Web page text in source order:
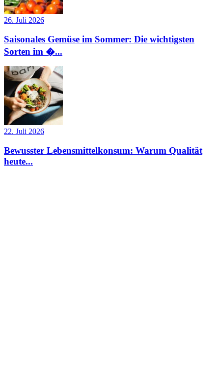
26. Juli 2026
Saisonales Gemüse im Sommer: Die wichtigsten
Sorten im �...
22. Juli 2026
Bewusster Lebensmittelkonsum: Warum Qualität
heute...